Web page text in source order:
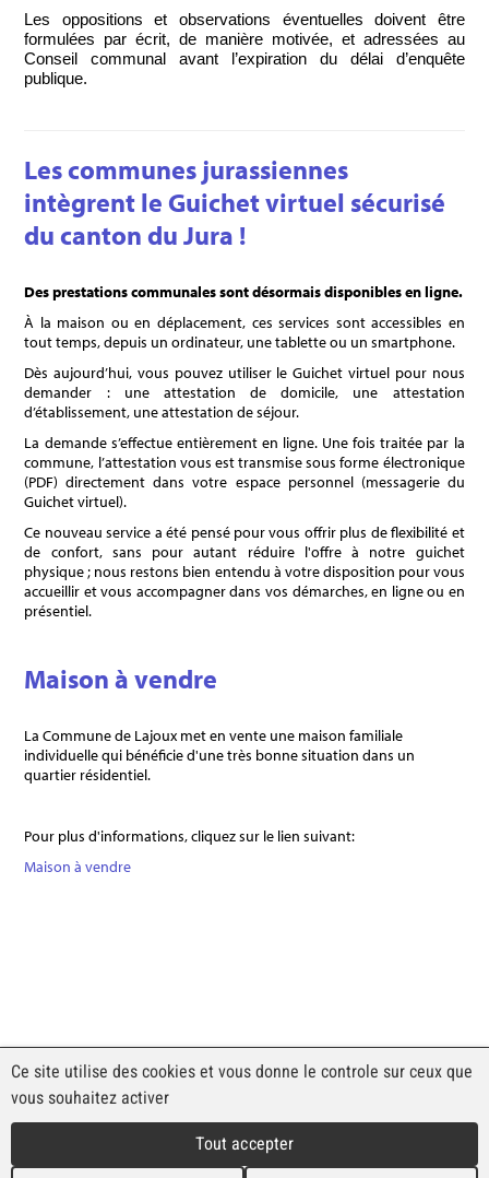
Les oppositions et observations éventuelles doivent être
formulées par écrit, de manière motivée, et adressées au
Conseil communal avant l’expiration du délai d’enquête
publique.
Les communes jurassiennes
intègrent le Guichet virtuel sécurisé
du canton du Jura !
Des prestations communales sont désormais disponibles en ligne.
À la maison ou en déplacement, ces services sont accessibles en
tout temps, depuis un ordinateur, une tablette ou un smartphone.
Dès aujourd’hui, vous pouvez utiliser le Guichet virtuel pour nous
demander : une attestation de domicile, une attestation
d’établissement, une attestation de séjour.
La demande s’effectue entièrement en ligne. Une fois traitée par la
commune, l’attestation vous est transmise sous forme électronique
(PDF) directement dans votre espace personnel (messagerie du
Guichet virtuel).
Ce nouveau service a été pensé pour vous offrir plus de flexibilité et
de confort, sans pour autant réduire l'offre à notre guichet
physique ; nous restons bien entendu à votre disposition pour vous
accueillir et vous accompagner dans vos démarches, en ligne ou en
présentiel.
Maison à vendre
La Commune de Lajoux met en vente une maison familiale
individuelle qui bénéficie d'une très bonne situation dans un
quartier résidentiel.
Pour plus d'informations, cliquez sur le lien suivant:
Maison à vendre
Route Principale 52
2718 Lajoux
Tél. 032 484 94 27
Ce site utilise des cookies et vous donne le contrôle sur ceux que
vous souhaitez activer
Tout accepter